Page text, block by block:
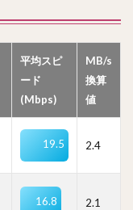
平均スピ
ード
(Mbps)
MB/s
換算
値
19.5 2.4
16.8 2.1